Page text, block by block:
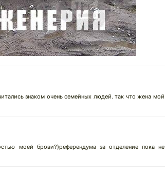
знаком очень семейных людей. так что жена мой
моей брови?)референдума за отделение пока не